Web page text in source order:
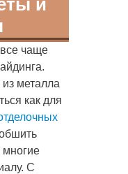
чаще
металла
как для
многие
С